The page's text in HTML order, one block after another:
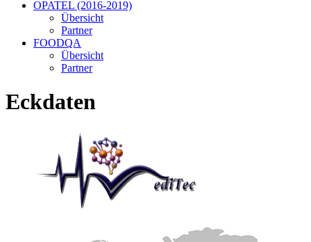
OPATEL (2016-2019)
Übersicht
Partner
FOODQA
Übersicht
Partner
Eckdaten